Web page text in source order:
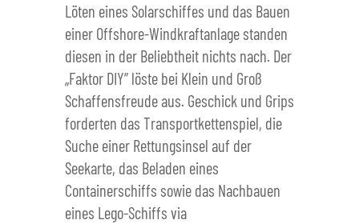
Löten eines Solarschiffes und das Bauen
einer Offshore-Windkraftanlage standen
diesen in der Beliebtheit nichts nach. Der
„Faktor DIY” löste bei Klein und Groß
Schaffensfreude aus. Geschick und Grips
forderten das Transportkettenspiel, die
Suche einer Rettungsinsel auf der
Seekarte, das Beladen eines
Containerschiffs sowie das Nachbauen
eines Lego-Schiffs via